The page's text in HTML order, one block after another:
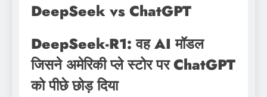
DeepSeek vs ChatGPT
DeepSeek-R1: वह AI मॉडल
जिसने अमेरिकी प्ले स्टोर पर ChatGPT
को पीछे छोड़ दिया